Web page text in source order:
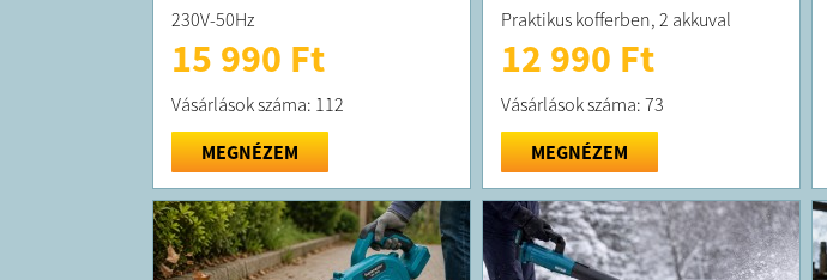
230V-50Hz
15 990 Ft
Vásárlások száma: 112
MEGNÉZEM
Praktikus kofferben, 2 akkuval
12 990 Ft
Vásárlások száma: 73
MEGNÉZEM